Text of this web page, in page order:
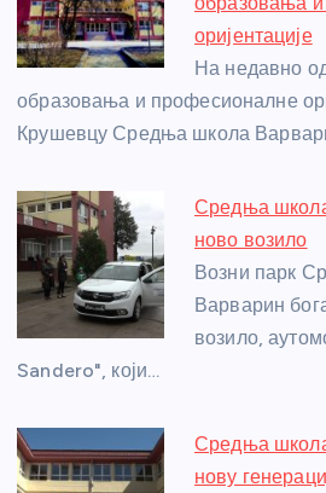
o er
p
оријентације
На недавно
образовања и професионалне
Крушевцу Средња школа
Средња
ново возило
Возни парк
Варварин
возило,
Sandero", који…
Средња
нову